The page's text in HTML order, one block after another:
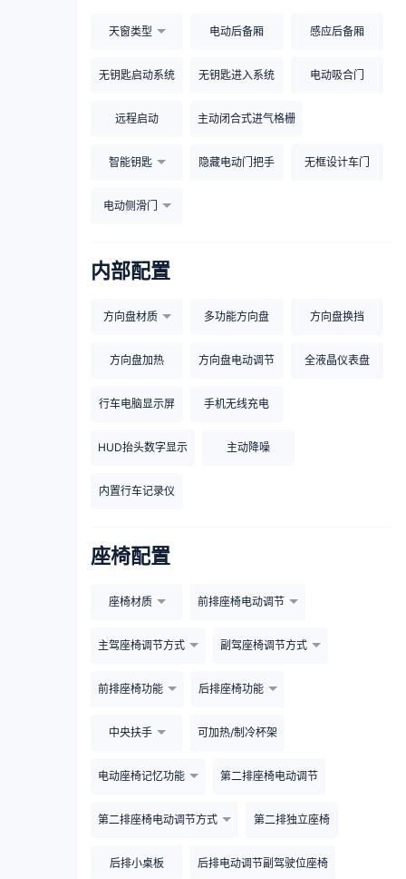
天窗类型 电动后备厢 感应后备厢
无钥匙启动系统 无钥匙进入系统 电动吸合门
远程启动 主动闭合式进气格栅
智能钥匙 隐藏电动门把手 无框设计车门
电动侧滑门
内部配置
方向盘材质 多功能方向盘 方向盘换挡
方向盘加热 方向盘电动调节 全液晶仪表盘
行车电脑显示屏 手机无线充电
HUD抬头数字显示 主动降噪
内置行车记录仪
座椅配置
座椅材质 前排座椅电动调节
主驾座椅调节方式 副驾座椅调节方式
前排座椅功能 后排座椅功能
中央扶手 可加热/制冷杯架
电动座椅记忆功能 第二排座椅电动调节
第二排座椅电动调节方式 第二排独立座椅
后排小桌板 后排电动调节副驾驶位座椅